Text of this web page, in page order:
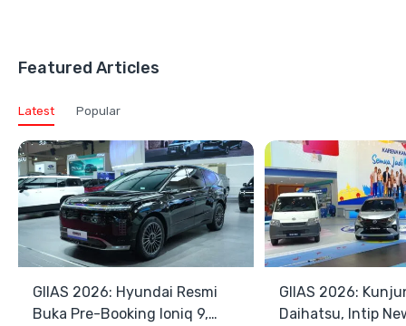
Featured Articles
Latest Popular
GIIAS 2026: Hyundai Resmi
Buka Pre-Booking Ioniq 9,
GIIAS 2026:
Daihatsu, Intip